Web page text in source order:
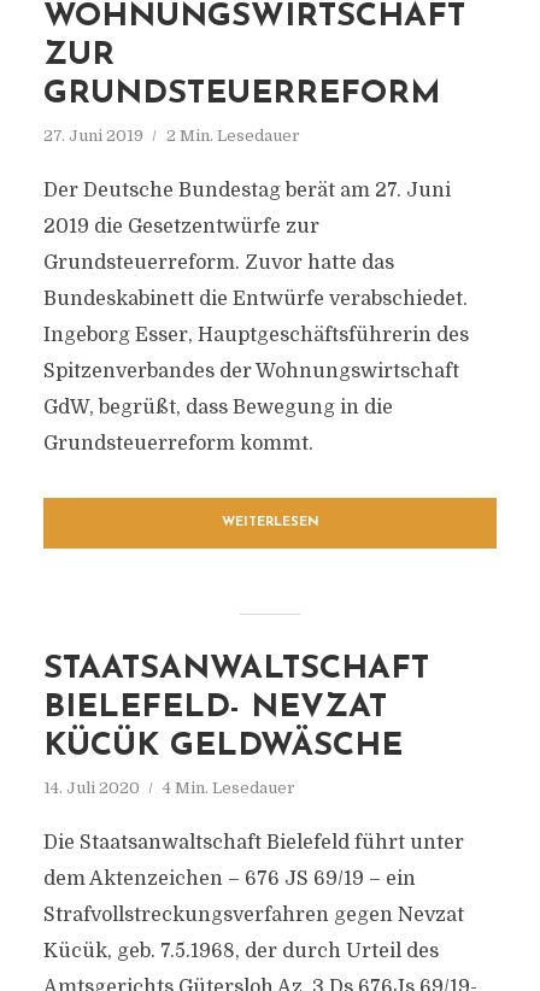
WOHNUNGSWIRTSCHAFT
ZUR
GRUNDSTEUERREFORM
27. Juni 2019 2 Min. Lesedauer
Der Deutsche Bundestag berät am 27. Juni
2019 die Gesetzentwürfe zur
Grundsteuerreform. Zuvor hatte das
Bundeskabinett die Entwürfe verabschiedet.
Ingeborg Esser, Hauptgeschäftsführerin des
Spitzenverbandes der Wohnungswirtschaft
GdW, begrüßt, dass Bewegung in die
Grundsteuerreform kommt.
WEITERLESEN
STAATSANWALTSCHAFT
BIELEFELD- NEVZAT
KÜCÜK GELDWÄSCHE
14. Juli 2020 4 Min. Lesedauer
Die Staatsanwaltschaft Bielefeld führt unter
dem Aktenzeichen – 676 JS 69/19 – ein
Strafvollstreckungsverfahren gegen Nevzat
Kücük, geb. 7.5.1968, der durch Urteil des